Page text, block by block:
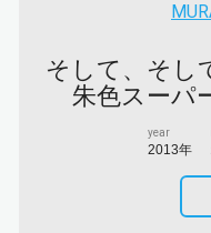
そして、そし
朱色スーパ
year
2013年